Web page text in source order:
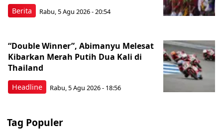
Berita Rabu, 5 Agu 2026 - 20:54
Headline
“Double Winner”, Abimanyu Melesat
Kibarkan Merah Putih Dua Kali di
Thailand
Rabu, 5 Agu 2026 - 18:56
Tag Populer